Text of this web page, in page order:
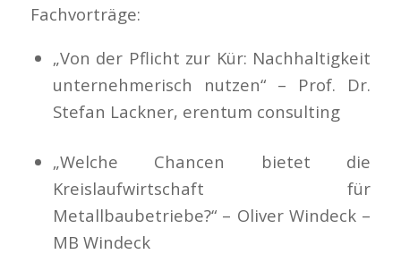
Fachvorträge:
„Von der Pflicht zur Kür: Nachhaltigkeit
unternehmerisch nutzen“ – Prof. Dr.
Stefan Lackner, erentum consulting
„Welche Chancen bietet die
Kreislaufwirtschaft für
Metallbaubetriebe?“ – Oliver Windeck –
MB Windeck